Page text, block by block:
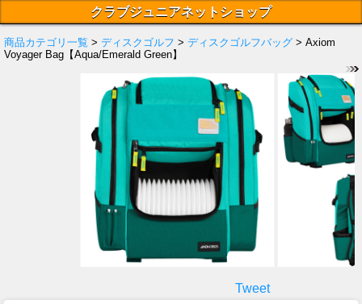
クラブジュニアネットショップ
商品カテゴリ一覧 > ディスクゴルフ > ディスクゴルフバッグ > Axiom
Voyager Bag【Aqua/Emerald Green】
Tweet